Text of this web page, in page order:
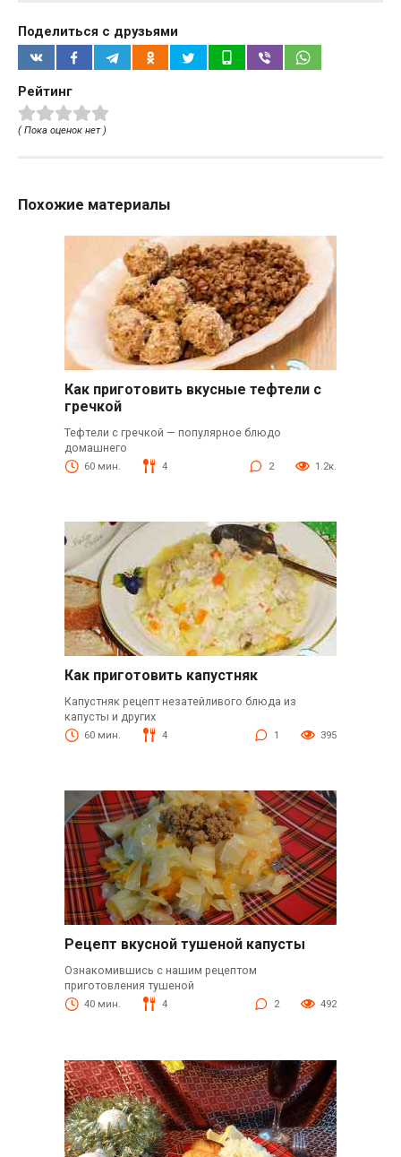
Поделиться с друзьями
Рейтинг
( Пока оценок нет )
Похожие материалы
Как приготовить вкусные тефтели с
гречкой
Тефтели с гречкой — популярное блюдо
домашнего
60 мин. 4 2 1.2к.
Как приготовить капустняк
Капустняк рецепт незатейливого блюда из
капусты и других
60 мин. 4 1 395
Рецепт вкусной тушеной капусты
Ознакомившись с нашим рецептом
приготовления тушеной
40 мин. 4 2 492